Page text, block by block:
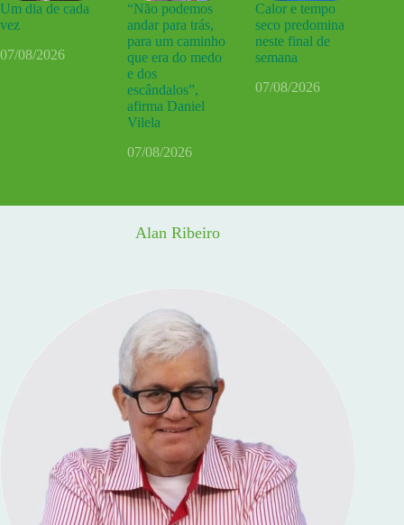
Um dia de cada
vez
07/08/2026
“Não podemos
andar para trás,
para um caminho
que era do medo
e dos
escândalos”,
afirma Daniel
Vilela
07/08/2026
Calor e tempo
seco predomina
neste final de
semana
07/08/2026
Alan Ribeiro